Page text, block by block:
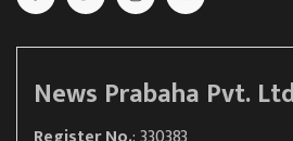
News Prabaha Pvt.